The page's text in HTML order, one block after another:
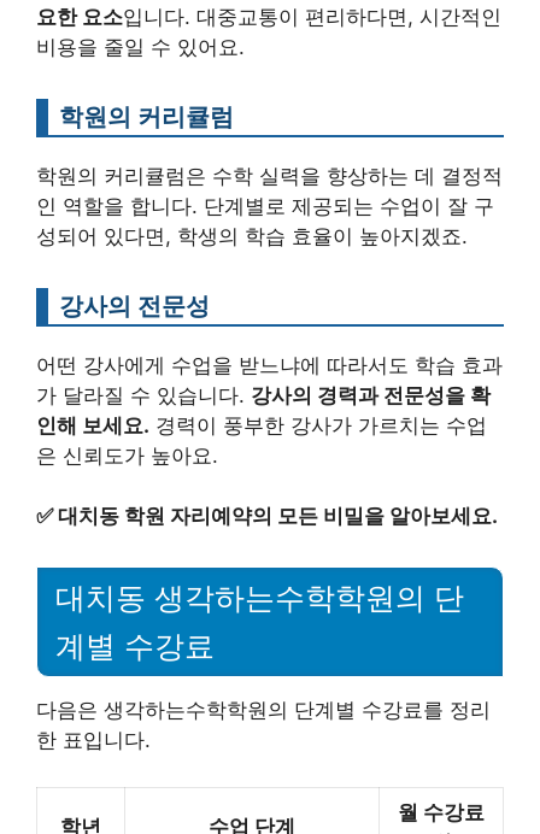
요한 요소입니다. 대중교통이 편리하다면, 시간적인
비용을 줄일 수 있어요.
학원의 커리큘럼
학원의 커리큘럼은 수학 실력을 향상하는 데 결정적
인 역할을 합니다. 단계별로 제공되는 수업이 잘 구
성되어 있다면, 학생의 학습 효율이 높아지겠죠.
강사의 전문성
어떤 강사에게 수업을 받느냐에 따라서도 학습 효과
가 달라질 수 있습니다. 강사의 경력과 전문성을 확
인해 보세요. 경력이 풍부한 강사가 가르치는 수업
은 신뢰도가 높아요.
✅대치동 학원 자리예약의 모든 비밀을 알아보세요.
대치동 생각하는수학학원의 단
계별 수강료
다음은 생각하는수학학원의 단계별 수강료를 정리
한 표입니다.
학년 수업 단계
월 수강료